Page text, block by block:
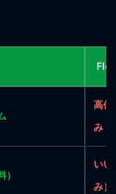
高価
み
いい
み）